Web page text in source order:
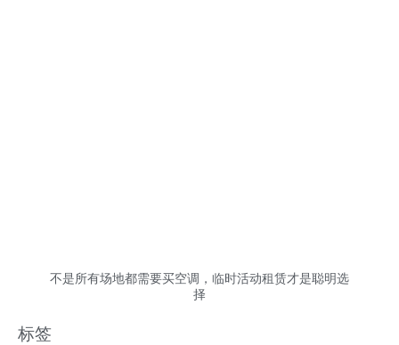
不是所有场地都需要买空调，临时活动租赁才是聪明选
择
标签